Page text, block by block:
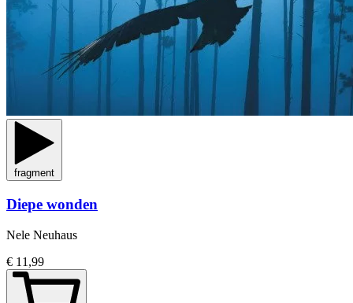
fragment
Diepe wonden
Nele Neuhaus
€ 11,99